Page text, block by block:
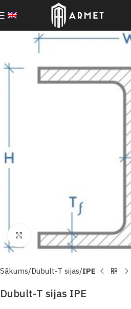
Click to enlarge
Sākums Dubult-T sijas IPE
Dubult-T sijas IPE